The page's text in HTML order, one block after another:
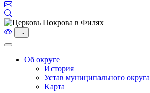
Об округе
История
Устав муниципального округа
Карта